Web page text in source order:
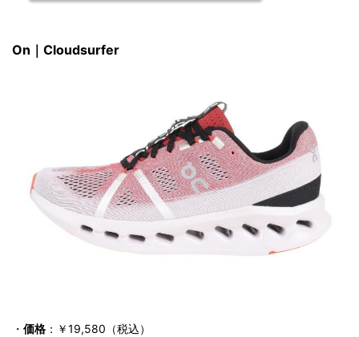
On｜Cloudsurfer
・ 価格 ：￥19,580（税込）